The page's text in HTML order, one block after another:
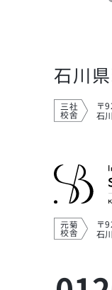
石川
〒
石
〒
石